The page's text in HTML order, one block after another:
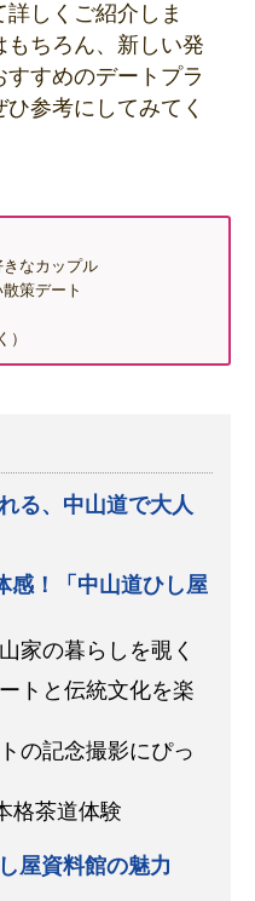
しくご紹介しま
ちろん、新しい発
すめのデートプラ
参考にしてみてく
なカップル
策デート
る、中山道で大人
感！「中山道ひし屋
家の暮らしを覗く
トと伝統文化を楽
の記念撮影にぴっ
格茶道体験
屋資料館の魅力